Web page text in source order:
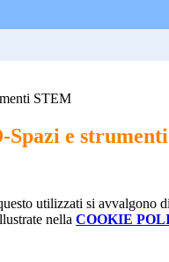
STEM
Spazi e
utilizzati si avvalgono
nella COOKIE